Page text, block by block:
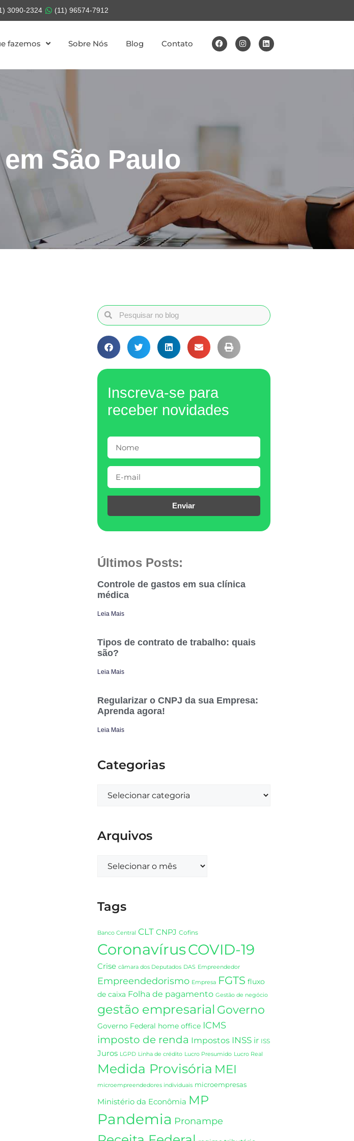
3090-2324 (11) 96574-7912
fazemos Sobre Nós Blog Contato
São Paulo
Inscreva-se para
receber novidades
Enviar
Últimos Posts:
Controle de gastos em sua clínica
médica
Leia Mais
Tipos de contrato de trabalho: quais
são?
Leia Mais
Regularizar o CNPJ da sua Empresa:
Aprenda agora!
Leia Mais
Categorias
Arquivos
Tags
Banco Central CLT CNPJ Cofins
CoronavírusCOVID-19
Crise câmara dos Deputados DAS Empreendedor
Empreendedorismo Empresa FGTS fluxo
de caixa Folha de pagamento Gestão de negócio
gestão empresarial Governo
Governo Federal home office ICMS
imposto de renda Impostos INSS ir ISS
Juros LGPD Linha de crédito Lucro Presumido Lucro Real
Medida Provisória MEI
microempreendedores individuais microempresas
Ministério da Econômia MP
Pandemia Pronampe